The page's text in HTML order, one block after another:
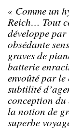
« Comme un
Reich… Tout
développe par
obsédante
graves de
batterie
envoûté par le
subtilité
conception du
la notion de
superbe